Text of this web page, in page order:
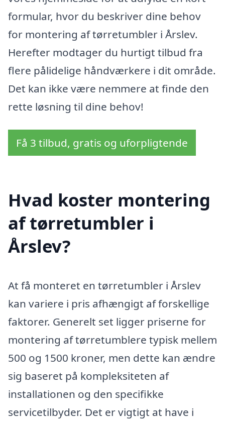
formular, hvor du beskriver dine behov
for montering af tørretumbler i Årslev.
Herefter modtager du hurtigt tilbud fra
flere pålidelige håndværkere i dit område.
Det kan ikke være nemmere at finde den
rette løsning til dine behov!
Få 3 tilbud, gratis og uforpligtende
Hvad koster montering
af tørretumbler i
Årslev?
At få monteret en tørretumbler i Årslev
kan variere i pris afhængigt af forskellige
faktorer. Generelt set ligger priserne for
montering af tørretumblere typisk mellem
500 og 1500 kroner, men dette kan ændre
sig baseret på kompleksiteten af
installationen og den specifikke
servicetilbyder. Det er vigtigt at have i